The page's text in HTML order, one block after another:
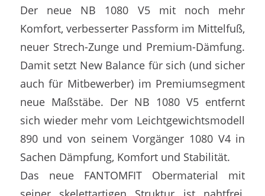
Der neue NB 1080 V5 mit noch mehr
Komfort, verbesserter Passform im Mittelfuß,
neuer Strech-Zunge und Premium-Dämfung.
Damit setzt New Balance für sich (und sicher
auch für Mitbewerber) im Premiumsegment
neue Maßstäbe. Der NB 1080 V5 entfernt
sich wieder mehr vom Leichtgewichtsmodell
890 und von seinem Vorgänger 1080 V4 in
Sachen Dämpfung, Komfort und Stabilität.
Das neue FANTOMFIT Obermaterial mit